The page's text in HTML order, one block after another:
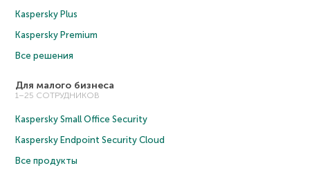
Kaspersky Plus
Kaspersky Premium
Все решения
Для малого бизнеса
1–25 СОТРУДНИКОВ
Kaspersky Small Office Security
Kaspersky Endpoint Security Cloud
Все продукты